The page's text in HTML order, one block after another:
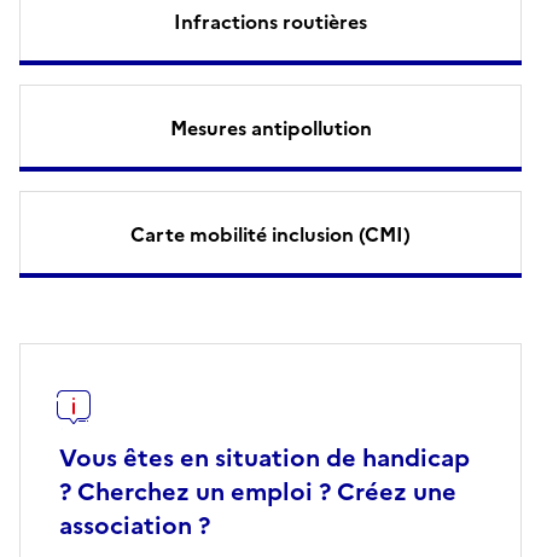
Infractions routières
Mesures antipollution
Carte mobilité inclusion (CMI)
Vous êtes en situation de handicap
? Cherchez un emploi ? Créez une
association ?